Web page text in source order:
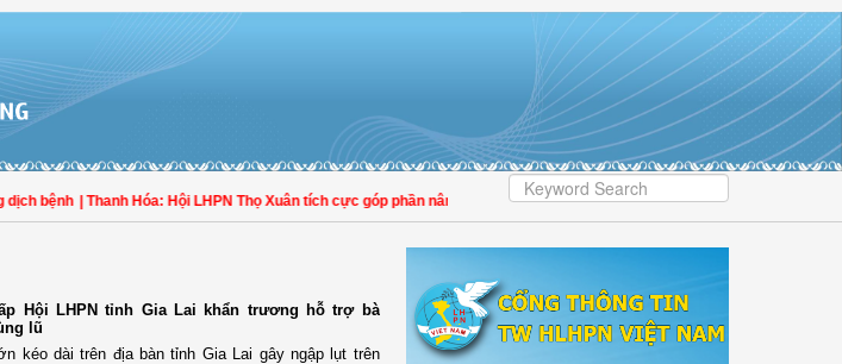
bệnh | Thanh Hóa: Hội LHPN Thọ Xuân tích cực góp phần nâng cao tỷ lệ người dân tham gia bảo hiểm y tế
Hội LHPN tỉnh Gia Lai khẩn trương hỗ trợ bà
lũ
kéo dài trên địa bàn tỉnh Gia Lai gây ngập lụt trên